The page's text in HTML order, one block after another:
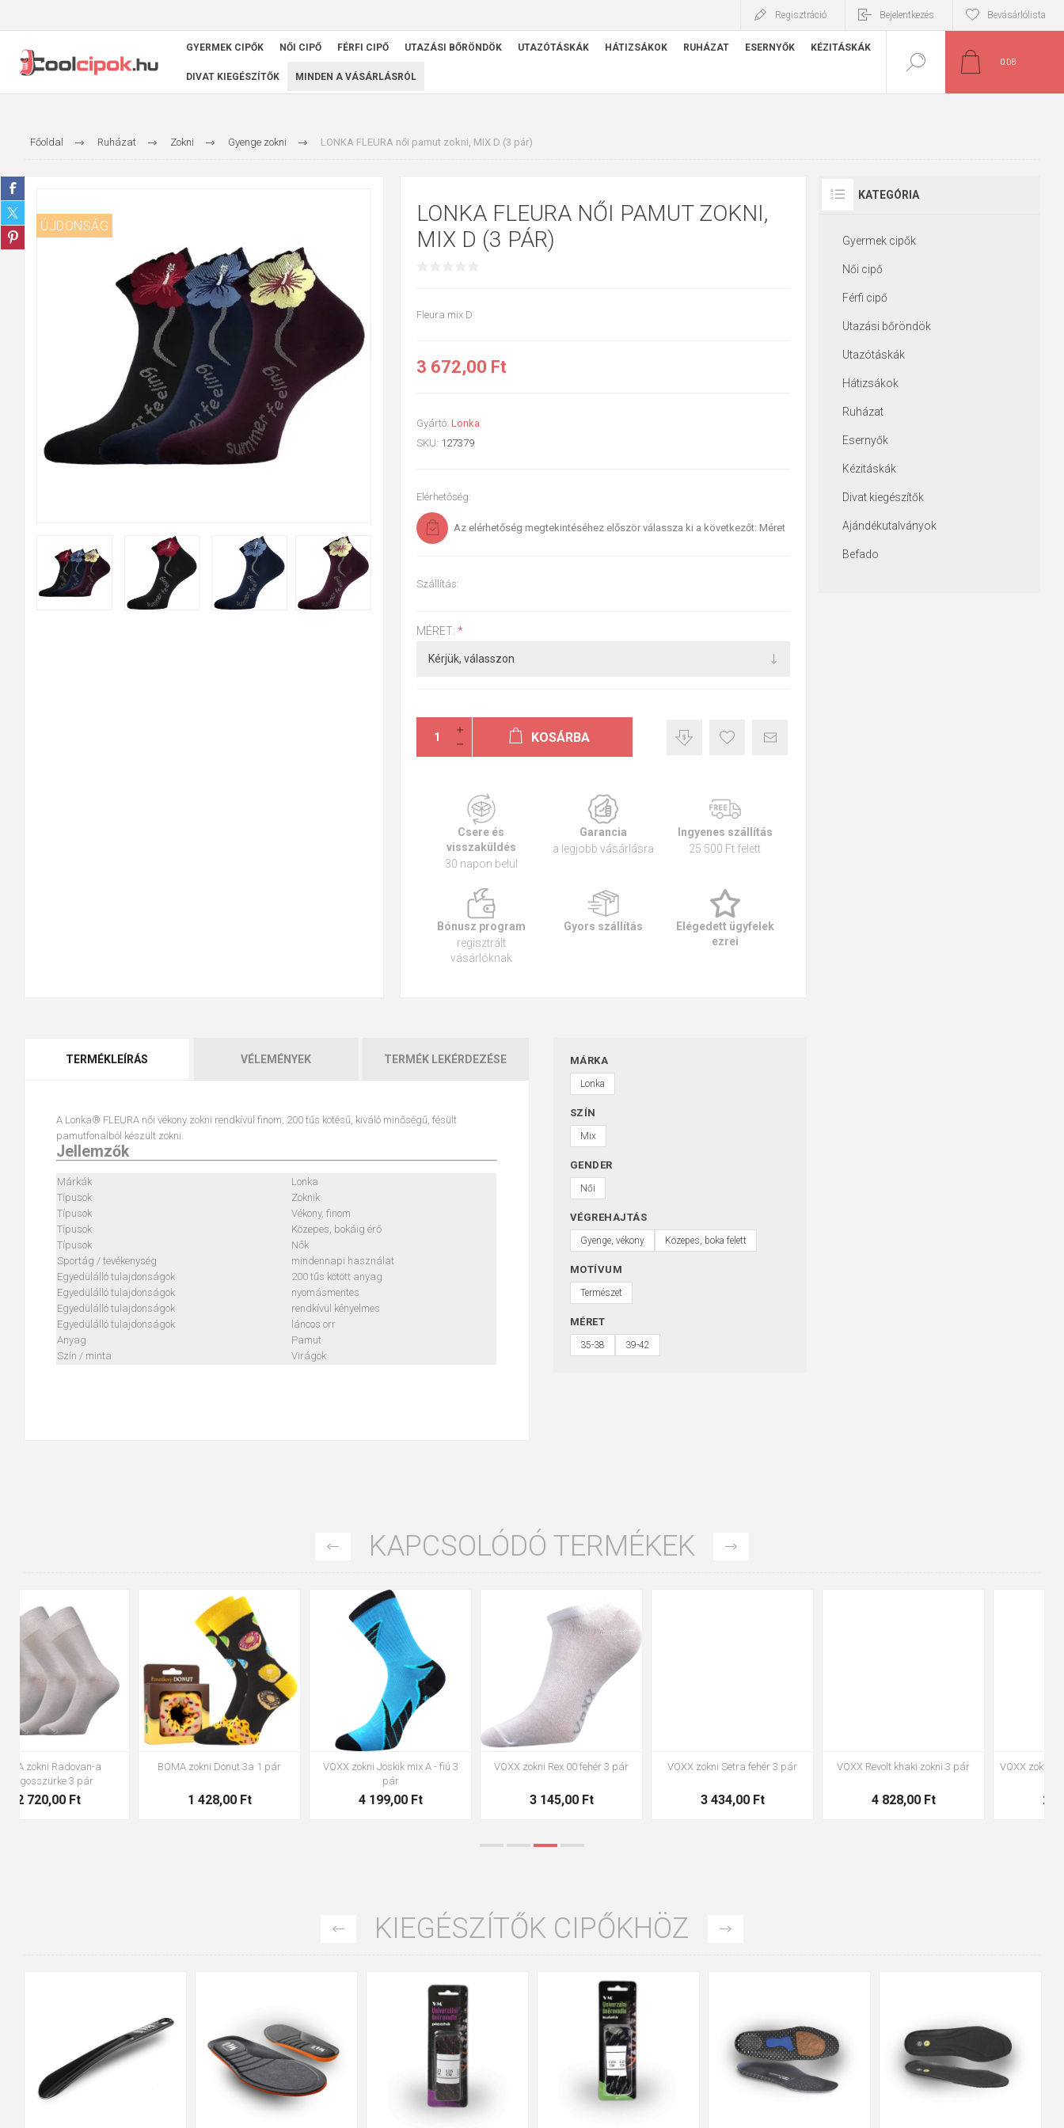
Regisztráció Bejelentkezés Bevásárlólista
GYERMEK CIPŐK NŐI CIPŐ FÉRFI CIPŐ UTAZÁSI BŐRÖNDÖK UTAZÓTÁSKÁK HÁTIZSÁKOK RUHÁZAT ESERNYŐK KÉZITÁSKÁK
DIVAT KIEGÉSZÍTŐK MINDEN A VÁSÁRLÁSRÓL
0 DB
Főoldal Ruházat Zokni Gyenge zokni LONKA FLEURA női pamut zokni, MIX D (3 pár)
ÚJDONSÁG
LONKA FLEURA NŐI PAMUT ZOKNI,
MIX D (3 PÁR)
Fleura mix D
3 672,00 Ft
Gyártó: Lonka
SKU: 127379
Elérhetőség:
Az elérhetőség megtekintéséhez először válassza ki a következőt: Méret
Szállítás:
MÉRET: *
KOSÁRBA
Csere és
visszaküldés
30 napon belül
Garancia
a legjobb vásárlásra
Ingyenes szállítás
25 500 Ft felett
Bónusz program
regisztrált
vásárlóknak
Gyors szállítás
Elégedett ügyfelek
ezrei
TERMÉKLEÍRÁS VÉLEMÉNYEK TERMÉK LEKÉRDEZÉSE
A Lonka® FLEURA női vékony zokni rendkívül finom, 200 tűs kötésű, kiváló minőségű, fésült
pamutfonalból készült zokni.
Jellemzők
Márkák
Lonka
Típusok
Zoknik
Típusok
Vékony, finom
Típusok
Közepes, bokáig érő
Típusok
Nők
Sportág / tevékenység
mindennapi használat
Egyedülálló tulajdonságok
200 tűs kötött anyag
Egyedülálló tulajdonságok
nyomásmentes
Egyedülálló tulajdonságok
rendkívül kényelmes
Egyedülálló tulajdonságok
láncos orr
Anyag
Pamut
Szín / minta
Virágok
MÁRKA
Lonka
SZÍN
Mix
GENDER
Női
VÉGREHAJTÁS
Gyenge, vékony Közepes, boka felett
MOTÍVUM
Természet
MÉRET
35-38 39-42
KATEGÓRIA
Gyermek cipők
Női cipő
Férfi cipő
Utazási bőröndök
Utazótáskák
Hátizsákok
Ruházat
Esernyők
Kézitáskák
Divat kiegészítők
Ajándékutalványok
Befado
KAPCSOLÓDÓ TERMÉKEK
BOMA zokni Donut 3a 1 pár
1 428,00 Ft
VOXX zokni Joskik mix A - fiú 3
4 199,00 Ft
20-24 25-29
VOXX zokni Rex 00 fehér 3 pár
3 145,00 Ft
35-38
VOXX zokni Setra fehér 3 pár
3 434,00 Ft
35-38
VOXX Revolt khaki zokni 3 pár
4 828,00 Ft
VOXX zokni Rexik 01 mix fiú 3 pár
2 941,00 Ft
KIEGÉSZÍTŐK CIPŐKHÖZ
37 39
47